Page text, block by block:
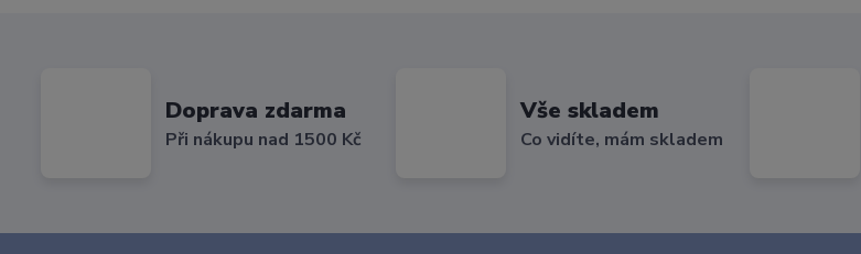
Doprava zdarma
Při nákupu nad 1500 Kč
Vše skladem
Co vidíte, mám skladem